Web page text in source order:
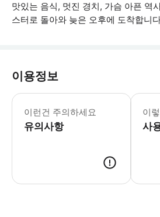
맛있는 음식, 멋진 경치, 가슴 아픈 역
스터로 돌아와 늦은 오후에 도착합니
이용정보
이런건 주의하세요
유의사항
약
이
사